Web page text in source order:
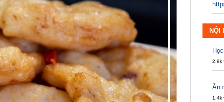
NỘI
2.9k
Ăn
1.4k